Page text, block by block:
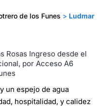
de los Funes > Ludmar
Rosas Ingreso desde el
por Acceso A6
un espejo de agua
hospitalidad, y calidez